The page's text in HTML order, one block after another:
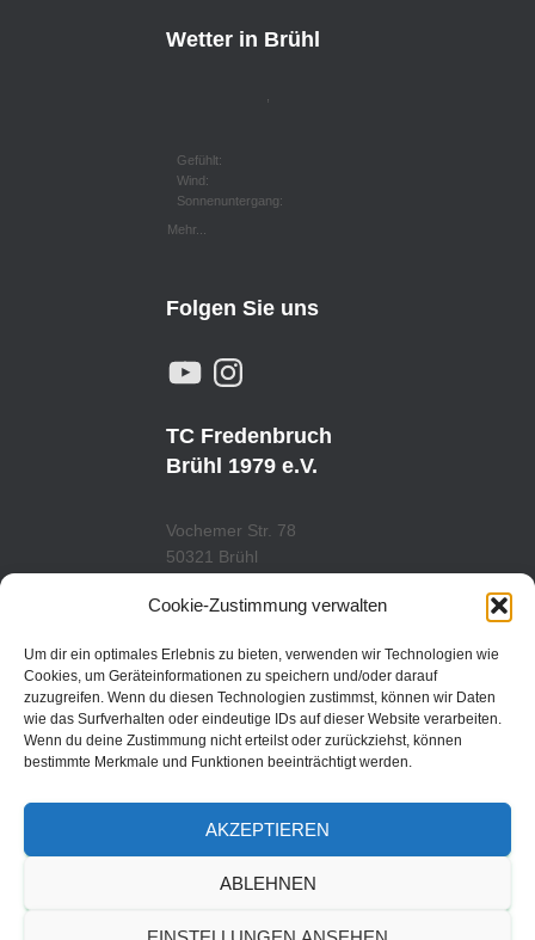
Cookie-Zustimmung verwalten
Um dir ein optimales Erlebnis zu bieten, verwenden wir Technologien wie
Cookies, um Geräteinformationen zu speichern und/oder darauf
zuzugreifen. Wenn du diesen Technologien zustimmst, können wir Daten
wie das Surfverhalten oder eindeutige IDs auf dieser Website verarbeiten.
Wenn du deine Zustimmung nicht erteilst oder zurückziehst, können
bestimmte Merkmale und Funktionen beeinträchtigt werden.
AKZEPTIEREN
ABLEHNEN
Wetter in Brühl
Gefühlt:
Wind:
Sonnenuntergang:
Mehr...
Folgen Sie uns
Y
O
U
B
E
N
A
G
R
A
TC Fredenbruch
Brühl 1979 e.V.
Vochemer Str. 78
50321 Brühl
www.tcfredenbruch.de
DATENSCHUTZORDUNG